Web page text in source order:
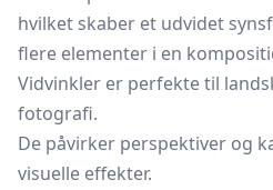
hvilket skaber et udvidet
flere elementer i en
Vidvinkler er perfekte til
fotografi.
De påvirker perspektiver og
visuelle effekter.